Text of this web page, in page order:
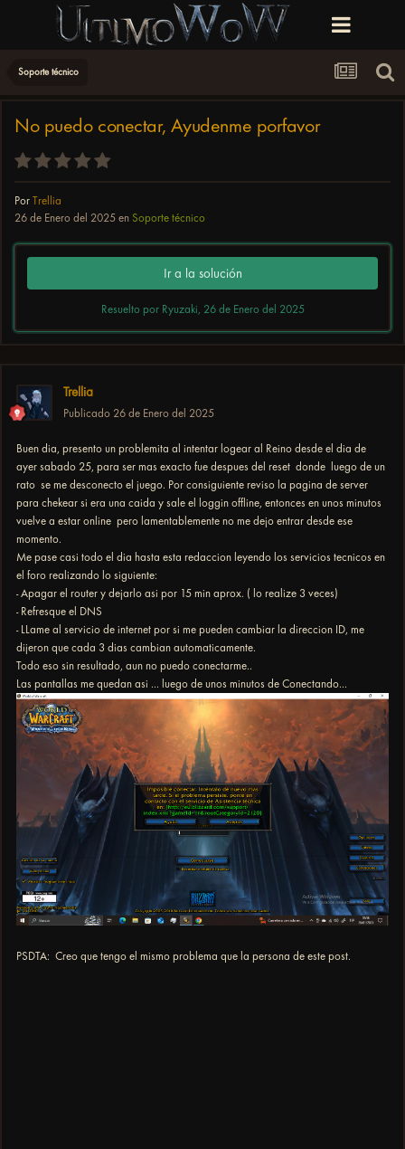
Soporte técnico
No puedo conectar, Ayudenme porfavor
Por Trellia
26 de Enero del 2025 en Soporte técnico
Ir a la solución
Resuelto por Ryuzaki, 26 de Enero del 2025
Trellia
Publicado 26 de Enero del 2025
Buen dia, presento un problemita al intentar logear al Reino desde el dia de
ayer sabado 25, para ser mas exacto fue despues del reset donde luego de un
rato se me desconecto el juego. Por consiguiente reviso la pagina de server
para chekear si era una caida y sale el loggin offline, entonces en unos minutos
vuelve a estar online pero lamentablemente no me dejo entrar desde ese
momento.
Me pase casi todo el dia hasta esta redaccion leyendo los servicios tecnicos en
el foro realizando lo siguiente:
- Apagar el router y dejarlo asi por 15 min aprox. ( lo realize 3 veces)
- Refresque el DNS
- LLame al servicio de internet por si me pueden cambiar la direccion ID, me
dijeron que cada 3 dias cambian automaticamente.
Todo eso sin resultado, aun no puedo conectarme..
Las pantallas me quedan asi ... luego de unos minutos de Conectando...
PSDTA: Creo que tengo el mismo problema que la persona de este post.